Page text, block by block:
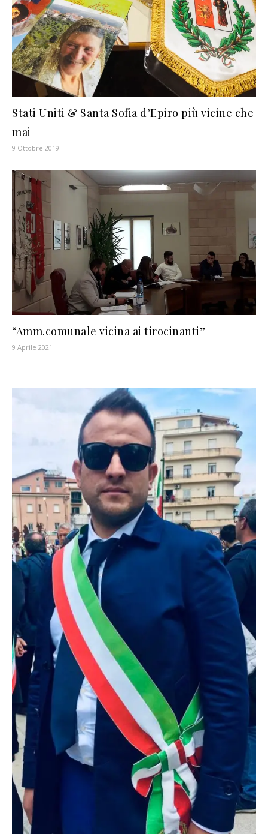
Stati Uniti & Santa Sofia d’Epiro più vicine che
mai
9 Ottobre 2019
“Amm.comunale vicina ai tirocinanti”
9 Aprile 2021